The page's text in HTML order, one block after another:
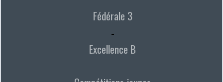
Fédérale 3
-
Excellence B